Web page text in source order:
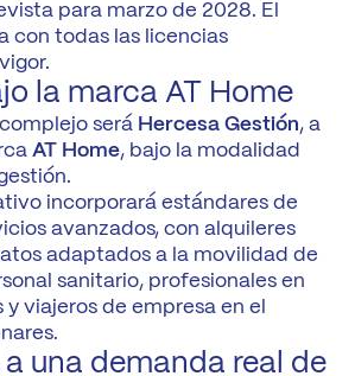
para marzo de 2028. El
con todas las licencias
la marca AT Home
será Hercesa Gestión, a
AT Home, bajo la modalidad
incorporará estándares de
avanzados, con alquileres
adaptados a la movilidad de
sanitario, profesionales en
viajeros de empresa en el
a una demanda real de